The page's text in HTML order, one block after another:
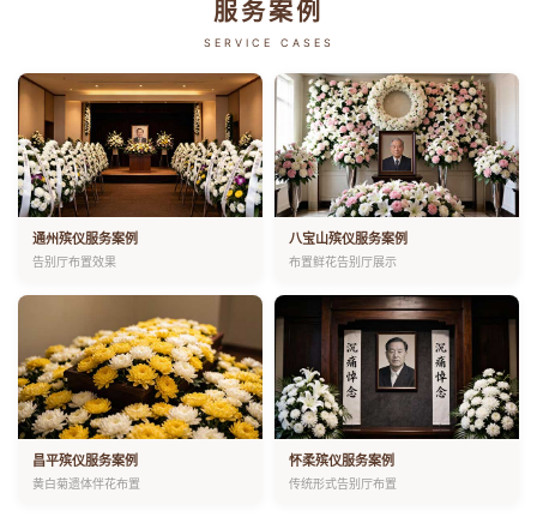
服务案例
SERVICE CASES
通州殡仪服务案例
告别厅布置效果
八宝山殡仪服务案例
布置鲜花告别厅展示
昌平殡仪服务案例
黄白菊遗体伴花布置
怀柔殡仪服务案例
传统形式告别厅布置